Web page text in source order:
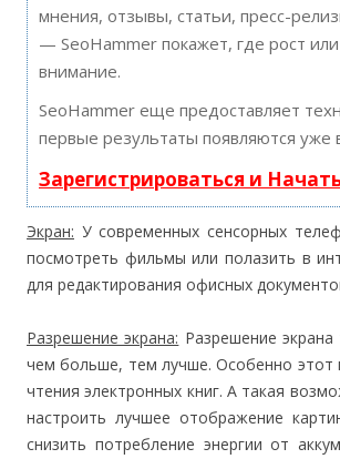
мнения, отзывы, статьи, пресс-
— SeoHammer покажет, где рост
внимание.
SeoHammer еще предоставляет
первые результаты появляются
Зарегистрироваться и
Экран: У современных сенсорных
посмотреть фильмы или полазить в
для редактирования офисных
Разрешение экрана: Разрешение
чем больше, тем лучше. Особенно этот
чтения электронных книг. А такая
настроить лучшее отображение
снизить потребление энергии от